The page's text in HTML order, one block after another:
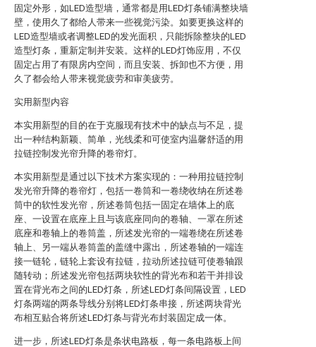
固定外形，如LED造型墙，通常都是用LED灯条铺满整块墙
壁，使用久了都给人带来一些视觉污染。如要更换这样的
LED造型墙或者调整LED的发光面积，只能拆除整块的LED
造型灯条，重新定制并安装。这样的LED灯饰应用，不仅
固定占用了有限房内空间，而且安装、拆卸也不方便，用
久了都会给人带来视觉疲劳和审美疲劳。
实用新型内容
本实用新型的目的在于克服现有技术中的缺点与不足，提
出一种结构新颖、简单，光线柔和可使室内温馨舒适的用
拉链控制发光帘升降的卷帘灯。
本实用新型是通过以下技术方案实现的：一种用拉链控制
发光帘升降的卷帘灯，包括一卷筒和一卷绕收纳在所述卷
筒中的软性发光帘，所述卷筒包括一固定在墙体上的底
座、一设置在底座上且与该底座同向的卷轴、一罩在所述
底座和卷轴上的卷筒盖，所述发光帘的一端卷绕在所述卷
轴上、另一端从卷筒盖的盖缝中露出，所述卷轴的一端连
接一链轮，链轮上套设有拉链，拉动所述拉链可使卷轴跟
随转动；所述发光帘包括两块软性的背光布和若干并排设
置在背光布之间的LED灯条，所述LED灯条间隔设置，LED
灯条两端的两条导线分别将LED灯条串接，所述两块背光
布相互贴合将所述LED灯条与背光布封装固定成一体。
进一步，所述LED灯条是条状电路板，每一条电路板上间